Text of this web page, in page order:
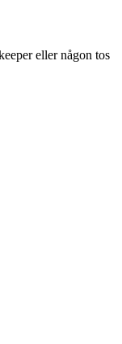
eller någon tos